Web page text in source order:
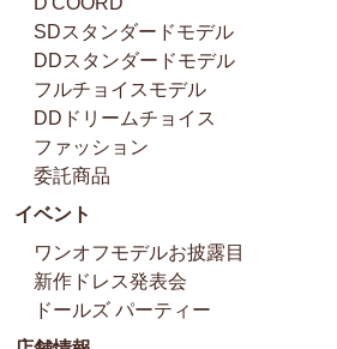
SDスタンダードモデル
DDスタンダードモデル
フルチョイスモデル
DDドリームチョイス
ファッション
委託商品
イベント
ワンオフモデルお披露目
新作ドレス発表会
ドールズ パーティー